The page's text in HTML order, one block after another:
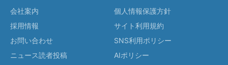
会社案内
採用情報
お問い合わせ
ニュース読者投稿
個人情報保護方針
サイト利用規約
SNS利用ポリシー
AIポリシー